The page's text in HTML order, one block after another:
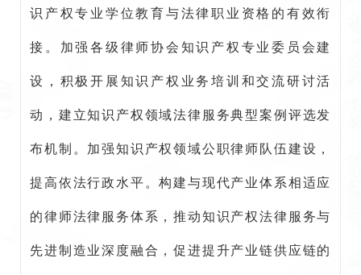
识产权专业学位教育与法律职业资格的有效衔
接。加强各级律师协会知识产权专业委员会建
设，积极开展知识产权业务培训和交流研讨活
动，建立知识产权领域法律服务典型案例评选发
布机制。加强知识产权领域公职律师队伍建设，
提高依法行政水平。构建与现代产业体系相适应
的律师法律服务体系，推动知识产权法律服务与
先进制造业深度融合，促进提升产业链供应链的